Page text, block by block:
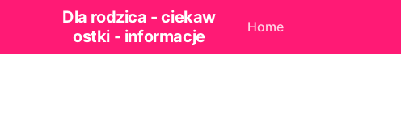
Dla rodzica - ciekaw
ostki - informacje
Home